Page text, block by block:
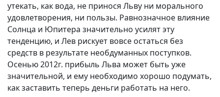
утекать, как вода, не принося Льву ни морального
удовлетворения, ни пользы. Равнозначное влияние
Солнца и Юпитера значительно усилят эту
тенденцию, и Лев рискует вовсе остаться без
средств в результате необдуманных поступков.
Осенью 2012г. прибыль Льва может быть уже
значительной, и ему необходимо хорошо подумать,
как заставить теперь деньги работать на него.